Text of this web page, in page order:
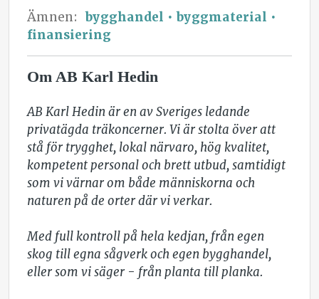
Ämnen: bygghandel
byggmaterial
finansiering
Om AB Karl Hedin
AB Karl Hedin är en av Sveriges ledande
privatägda träkoncerner. Vi är stolta över att
stå för trygghet, lokal närvaro, hög kvalitet,
kompetent personal och brett utbud, samtidigt
som vi värnar om både människorna och
naturen på de orter där vi verkar.
Med full kontroll på hela kedjan, från egen
skog till egna sågverk och egen bygghandel,
eller som vi säger - från planta till planka.